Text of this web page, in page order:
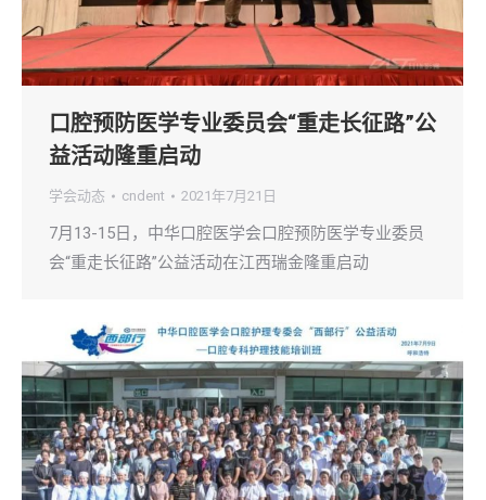
口腔预防医学专业委员会“重走长征路”公
益活动隆重启动
学会动态 cndent 2021年7月21日
7月13-15日，中华口腔医学会口腔预防医学专业委员
会“重走长征路”公益活动在江西瑞金隆重启动